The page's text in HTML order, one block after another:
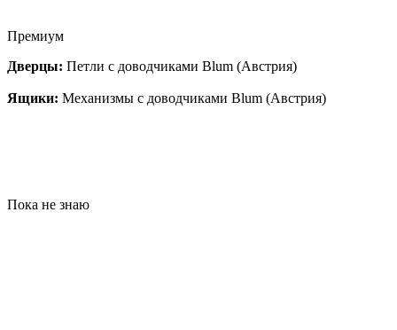
Премиум
Дверцы: Петли с доводчиками Blum (Австрия)
Ящики: Механизмы с доводчиками Blum (Австрия)
Пока не знаю